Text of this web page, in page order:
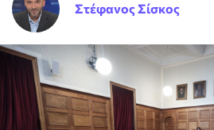
Στέφανος Σίσκος